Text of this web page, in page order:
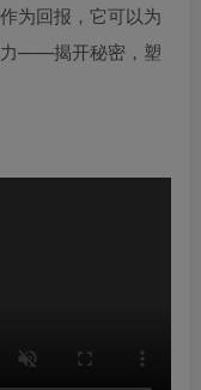
为回报，它可以为
力——揭开秘密，塑